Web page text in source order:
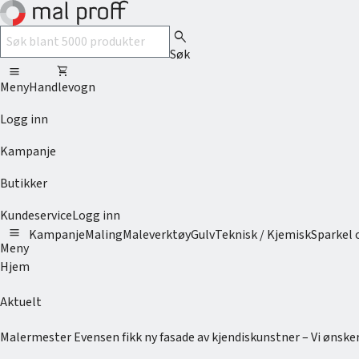
search
Søk
menu
Meny
shopping_cart
Handlevogn
Logg inn
Kampanje
Butikker
KundeserviceLogg inn
menu
Meny
KampanjeMalingMaleverktøyGulvTeknisk / KjemiskSparkel
Hjem
Aktuelt
Malermester Evensen fikk ny fasade av kjendiskunstner – Vi